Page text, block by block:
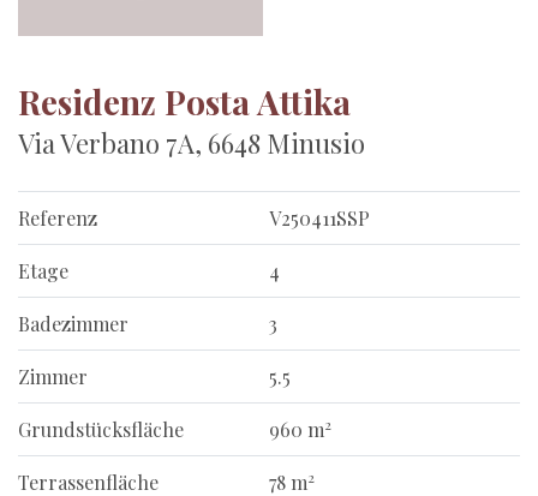
Residenz Posta Attika
Via Verbano 7A, 6648 Minusio
Referenz V250411SSP
Etage 4
Badezimmer 3
Zimmer 5.5
Grundstücksfläche 960 m2
Terrassenfläche 78 m2